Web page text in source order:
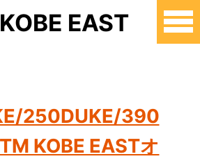
KOBE EAST
250DUKE/390
KOBE EASTオ